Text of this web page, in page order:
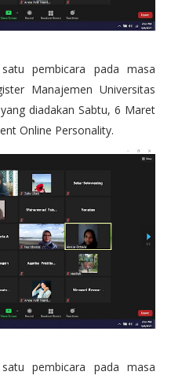
pembicara pada masa
Manajemen Universitas
diadakan Sabtu, 6 Maret
Online Personality.
pembicara pada masa